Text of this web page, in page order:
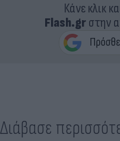
Κάνε κλικ
Flash.grστην
Διάβασε